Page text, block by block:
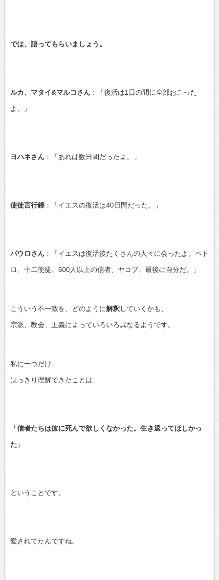
では、語ってもらいましょう。
ルカ、マタイ&マルコさん ：「復活は1日の間に全部おこった
よ。」
ヨハネさん ：「あれは数日間だったよ。」
使徒言行録 ：「イエスの復活は40日間だった。」
パウロさん ：「イエスは復活後たくさんの人々に会ったよ。ペト
ロ、十二使徒、500人以上の信者、ヤコブ、最後に自分だ。」
こういう不一致を、どのように解釈していくかも、
宗派、教会、主義によっていろいろ異なるようです。
私に一つだけ、
はっきり理解できたことは、
「信者たちは彼に死んで欲しくなかった。生き返ってほしかっ
た」
ということです。
愛されてたんですね。